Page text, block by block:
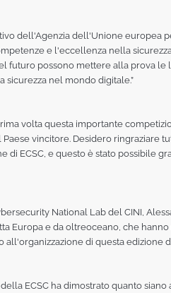
dell'Agenzia dell'Unione europea
e l'eccellenza nella
futuro possono mettere alla prova
sicurezza nel mondo digitale.”
volta questa importante
vincitore. Desidero ringraziare
di ECSC, e questo è stato possibile
National Lab del CINI,
Europa e da oltreoceano, che
all'organizzazione di questa edizione
della ECSC ha dimostrato quanto